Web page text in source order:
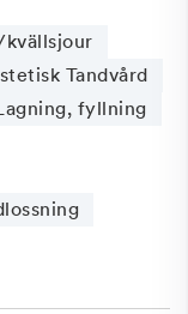
Tandvård
fyllning